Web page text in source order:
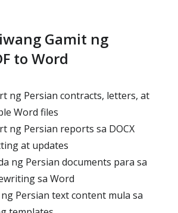
Gamit ng
to Word
ng Persian contracts, letters, at
Word files
ng Persian reports sa DOCX
at updates
ng Persian documents para sa
sa Word
Persian text content mula sa